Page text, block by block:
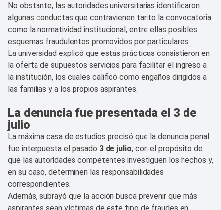
No obstante, las autoridades universitarias identificaron
algunas conductas que contravienen tanto la convocatoria
como la normatividad institucional, entre ellas posibles
esquemas fraudulentos promovidos por particulares.
La universidad explicó que estas prácticas consistieron en
la oferta de supuestos servicios para facilitar el ingreso a
la institución, los cuales calificó como engaños dirigidos a
las familias y a los propios aspirantes.
La denuncia fue presentada el 3 de
julio
La máxima casa de estudios precisó que la denuncia penal
fue interpuesta el pasado 3 de julio, con el propósito de
que las autoridades competentes investiguen los hechos y,
en su caso, determinen las responsabilidades
correspondientes.
Además, subrayó que la acción busca prevenir que más
aspirantes sean víctimas de este tipo de fraudes en